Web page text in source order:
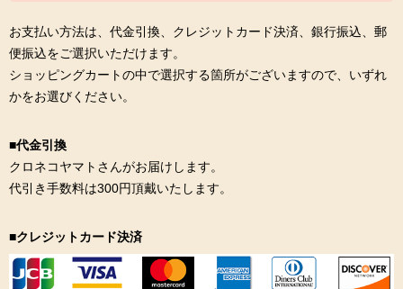
お支払い方法は、代金引換、クレジットカード決済、銀行振込、郵
便振込をご選択いただけます。
ショッピングカートの中で選択する箇所がございますので、いずれ
かをお選びください。
■代金引換
クロネコヤマトさんがお届けします。
代引き手数料は300円頂戴いたします。
■クレジットカード決済